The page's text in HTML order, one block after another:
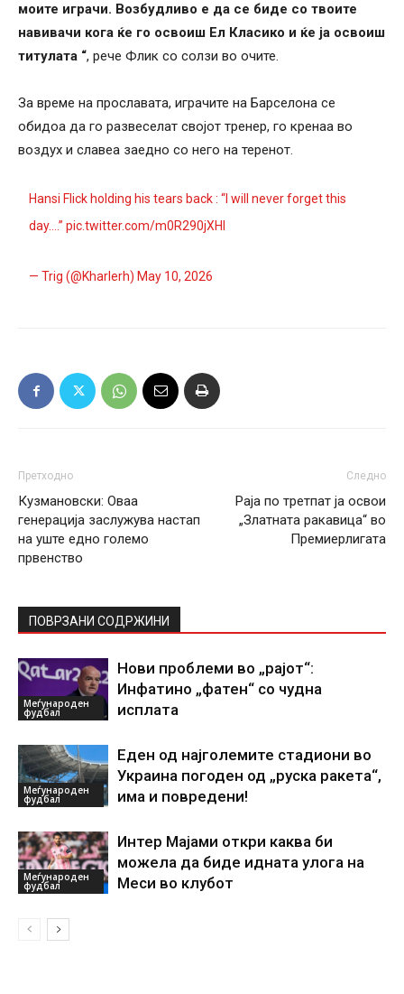
моите играчи. Возбудливо е да се биде со твоите
навивачи кога ќе го освоиш Ел Класико и ќе ја освоиш
титулата “, рече Флик со солзи во очите.
За време на прославата, играчите на Барселона се
обидоа да го развеселат својот тренер, го кренаа во
воздух и славеа заедно со него на теренот.
Hansi Flick holding his tears back : “I will never forget this
day….”pic.twitter.com/m0R290jXHI
— Trig (@Kharlerh) May 10, 2026
Претходно
Кузмановски: Оваа
генерација заслужува настап
на уште едно големо
првенство
Следно
Раја по третпат ја освои
„Златната ракавица“ во
Премиерлигата
ПОВРЗАНИ СОДРЖИНИ
Меѓународен
фудбал
Нови проблеми во „рајот“:
Инфатино „фатен“ со чудна
исплата
Меѓународен
фудбал
Еден од најголемите стадиони во
Украина погоден од „руска ракета“,
има и повредени!
Меѓународен
фудбал
Интер Мајами откри каква би
можела да биде идната улога на
Меси во клубот